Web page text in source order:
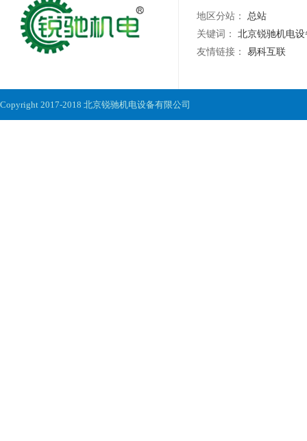
地区分站： 总站
关键词： 北京锐驰机电
友情链接： 易科互联
Copyright 2017-2018 北京锐驰机电设备有限公司